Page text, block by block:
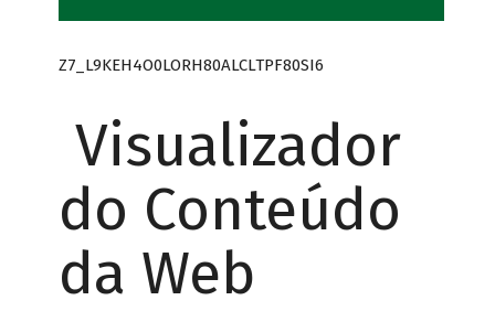
Z7_L9KEH4O0LORH80ALCLTPF80SI6
Visualizador
do Conteúdo
da Web